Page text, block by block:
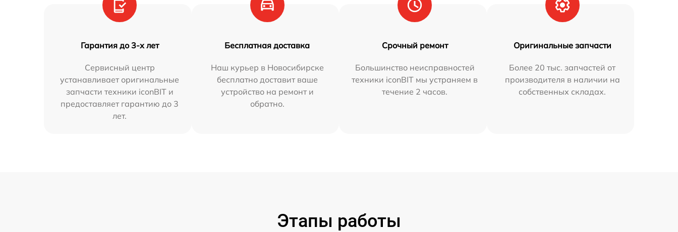
Гарантия до 3-х лет
Сервисный центр
устанавливает оригинальные
запчасти техники iconBIT и
предоставляет гарантию до 3
лет.
Бесплатная доставка
Наш курьер в Новосибирске
бесплатно доставит ваше
устройство на ремонт и
обратно.
Срочный ремонт
Большинство неисправностей
техники iconBIT мы устраняем в
течение 2 часов.
Оригинальные запчасти
Более 20 тыс. запчастей от
производителя в наличии на
собственных складах.
Этапы работы